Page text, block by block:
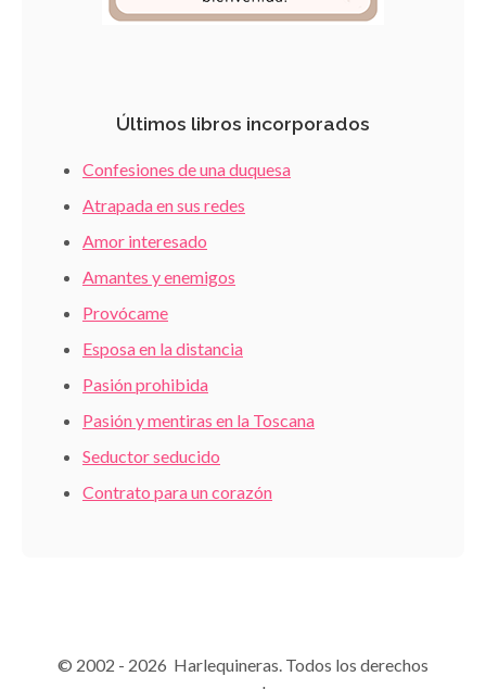
Últimos libros incorporados
Confesiones de una duquesa
Atrapada en sus redes
Amor interesado
Amantes y enemigos
Provócame
Esposa en la distancia
Pasión prohibida
Pasión y mentiras en la Toscana
Seductor seducido
Contrato para un corazón
© 2002 - 2026 Harlequineras. Todos los derechos